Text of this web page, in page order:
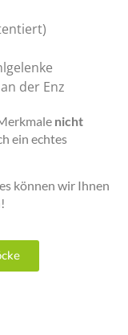
der Enz
nicht
ein echtes
können wir Ihnen